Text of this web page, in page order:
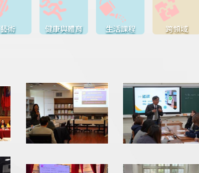
藝術 健康與體育 生活課程 跨領域